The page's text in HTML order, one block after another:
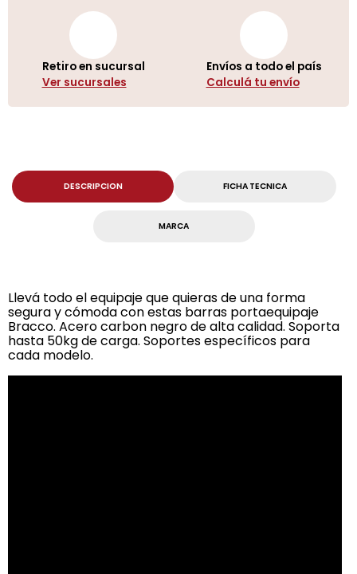
Retiro en sucursal
Ver sucursales
Envíos a todo el país
Calculá tu envío
DESCRIPCION FICHA TECNICA
MARCA
Llevá todo el equipaje que quieras de una forma
segura y cómoda con estas barras portaequipaje
Bracco. Acero carbon negro de alta calidad. Soporta
hasta 50kg de carga. Soportes específicos para
cada modelo.